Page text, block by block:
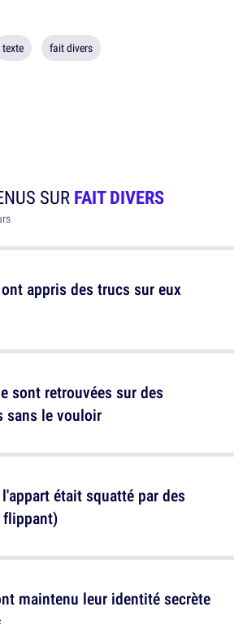
texte fait divers
SURFAIT DIVERS
appris des trucs sur eux
était squatté par des
flippant)
sont retrouvées sur des
sans le vouloir
maintenu leur identité secrète